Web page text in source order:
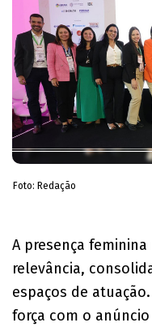
Foto: Redação
​A presença feminina
relevância,
espaços de
força com o